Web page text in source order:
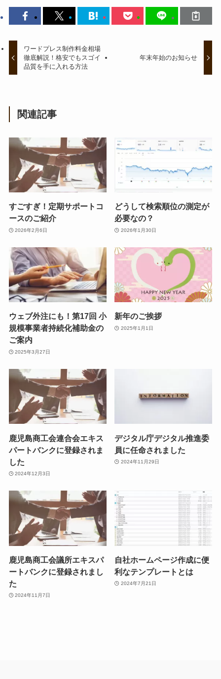
ワードプレス制作料金相場
徹底解説！格安でもスゴイ
品質を手に入れる方法
年末年始のお知らせ
関連記事
すごすぎ！定期サポートコ
ースのご紹介
2026年2月6日
どうして検索順位の測定が
必要なの？
2026年1月30日
ウェブ外注にも！第17回 小
規模事業者持続化補助金の
ご案内
2025年3月27日
新年のご挨拶
2025年1月1日
鹿児島商工会連合会エキス
パートバンクに登録されま
した
2024年12月3日
デジタル庁デジタル推進委
員に任命されました
2024年11月29日
鹿児島商工会議所エキスパ
ートバンクに登録されまし
た
2024年11月7日
自社ホームページ作成に便
利なテンプレートとは
2024年7月21日